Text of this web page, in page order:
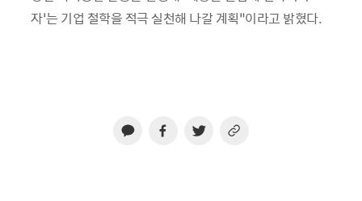
자’는 기업 철학을 적극 실천해 나갈 계획”이라고 밝혔다.